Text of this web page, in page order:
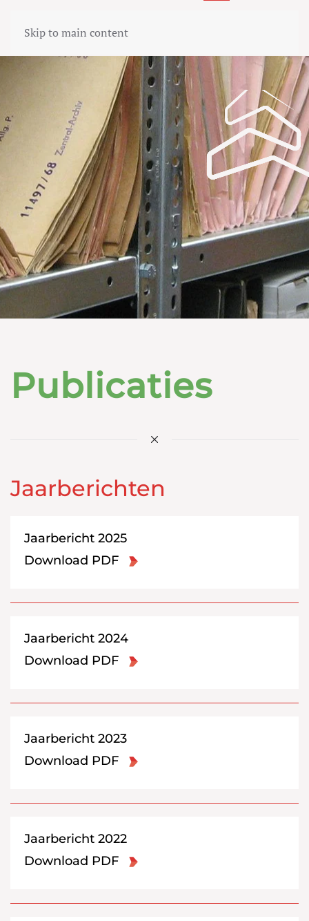
Skip to main content
Publicaties
Jaarberichten
Jaarbericht 2025
Download PDF
Jaarbericht 2024
Download PDF
Jaarbericht 2023
Download PDF
Jaarbericht 2022
Download PDF